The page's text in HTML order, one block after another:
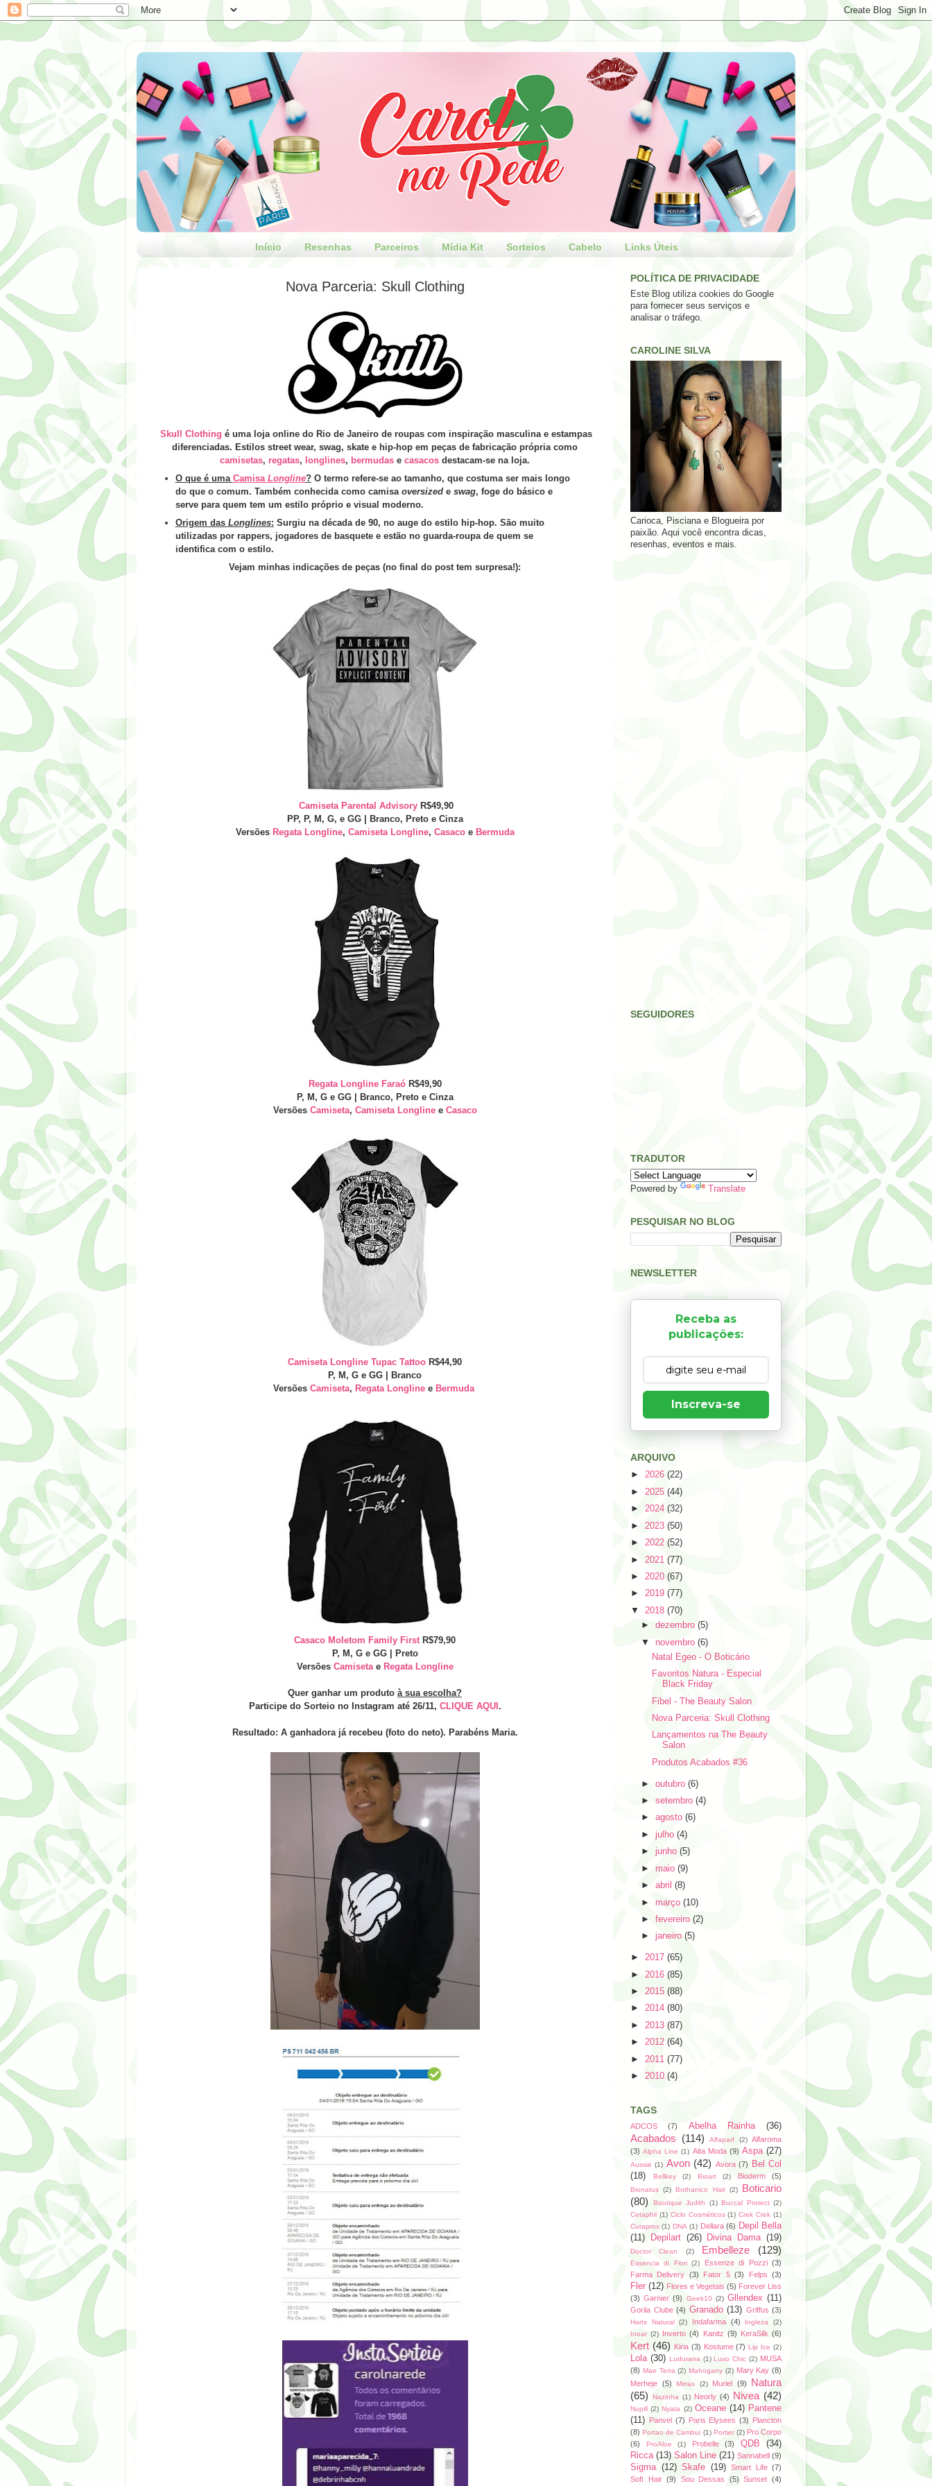
Início Resenhas Parceiros Mídia Kit Sorteios Cabelo Links Úteis
Nova Parceria: Skull Clothing
Skull Clothing é uma loja online do Rio de Janeiro de roupas com inspiração masculina e estampas
diferenciadas. Estilos street wear, swag, skate e hip-hop em peças de fabricação própria como
camisetas, regatas, longlines, bermudas e casacos destacam-se na loja.
O que é uma Camisa Longline?O termo refere-se ao tamanho, que costuma ser mais longo
do que o comum. Também conhecida como camisa oversizede swag, foge do básico e
serve para quem tem um estilo próprio e visual moderno.
Origem das Longlines: Surgiu na década de 90, no auge do estilo hip-hop. São muito
utilizadas por rappers, jogadores de basquete e estão no guarda-roupa de quem se
identifica com o estilo.
Vejam minhas indicações de peças (no final do post tem surpresa!):
Camiseta Parental Advisory R$49,90
PP, P, M, G, e GG | Branco, Preto e Cinza
Versões Regata Longline, Camiseta Longline, Casacoe Bermuda
Regata Longline FaraóR$49,90
P, M, G e GG | Branco, Preto e Cinza
Versões Camiseta, Camiseta Longlinee Casaco
Camiseta Longline Tupac Tattoo R$44,90
P, M, G e GG | Branco
Versões Camiseta, Regata Longlinee Bermuda
Casaco Moletom Family First R$79,90
P, M, G e GG | Preto
Versões Camisetae Regata Longline
Quer ganhar um produto à sua escolha?
Participe do Sorteio no Instagram até 26/11, CLIQUE AQUI .
Resultado: A ganhadora já recebeu (foto do neto). Parabéns Maria.
POLÍTICA DE PRIVACIDADE
Este Blog utiliza cookies do Google
para fornecer seus serviços e
analisar o tráfego.
CAROLINE SILVA
Carioca, Pisciana e Blogueira por
paixão. Aqui você encontra dicas,
resenhas, eventos e mais.
SEGUIDORES
TRADUTOR
Powered by Translate
PESQUISAR NO BLOG
NEWSLETTER
Receba as
publicações:
Inscreva-se
ARQUIVO
► 2026 (22)
► 2025 (44)
► 2024 (32)
► 2023 (50)
► 2022 (52)
► 2021 (77)
► 2020 (67)
► 2019 (77)
▼ 2018 (70)
►dezembro(5)
▼ novembro(6)
Natal Egeo - O Boticário
Favoritos Natura - Especial
Black Friday
Fibel - The Beauty Salon
Nova Parceria: Skull Clothing
Lançamentos na The Beauty
Salon
Produtos Acabados #36
►outubro(6)
►setembro(4)
►agosto(6)
►julho(4)
►junho(5)
►maio(9)
►abril(8)
► março(10)
►fevereiro(2)
► janeiro(5)
► 2017 (65)
► 2016 (85)
► 2015 (88)
► 2014 (80)
► 2013 (87)
► 2012 (64)
► 2011 (77)
► 2010 (4)
TAGS
ADCOS (7) Abelha Rainha (36)
Acabados (114) Alfaparf (2) Alfaroma
(3) Alpha Line (1) Alta Moda (9) Aspa (27)
Aussie (1) Avon (42) Avora (7)
Bel Col
(18)
Bellkey (2) Bioart (2) Bioderm (5)
Bionatus (2) Bothanico Hair (2)
Boticario
(80)
Boutique Judith (1) Buccal Protect (2)
Cetaphil (1) Ciclo Cosméticos (1) Crek Crek (1)
Curaprox (1) DNA (1) Dellara (6) Depil Bella
(11)
Depilart (26) Divina Dama (19)
Doctor Clean (2) Embelleze (129)
Essencia di Fiori (2) Essenze di Pozzi (3)
Farma Delivery (3) Fator 5 (3) Felps (3)
Fler (12) Flores e Vegetais (5) Forever Liss
(3) Garnier (9) Geek10 (2) Gllendex (11)
Gorila Clube (4) Granado (13) Griffus (3)
Harts Natural (2) Indafarma (4) Ingleza
(2)
Inoar (2) Inverto (4) Kanitz (9) KeraSilk (6)
Kert (46) Kiria (3) Kostume (7) Lip Ice (2)
Lola (30) Ludurana (1) Luxo Chic (2) MUSA
(8) Mae Terra (2) Mahogany (2) Mary Kay (8)
Merheje (5) Mirras (2) Muriel (9)
Natura
(65)
Nazinha (1) Neorly (4) Nivea (42)
Nupill (2) Nyata (2) Oceane (14) Pantene
(11)
Panvel (7) Paris Elysees (3)
Plancton
(8) Portao de Cambui (1) Portier (2) Pro Corpo
(6)
ProAloe (1) Probelle (3) QDB
(34)
Ricca (13) Salon Line (21) Sannabell (9)
Sigma (12) Skafe (19) Smart Life (7)
Soft Hair (9) Sou Dessas (5) Sunset (4)